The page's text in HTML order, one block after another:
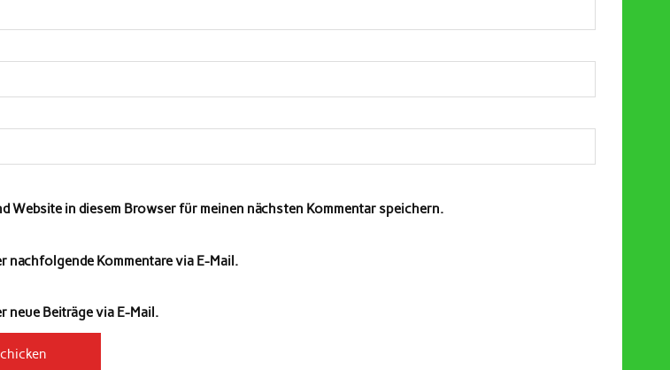
Website in diesem Browser für meinen nächsten Kommentar speichern.
nachfolgende Kommentare via E-Mail.
neue Beiträge via E-Mail.